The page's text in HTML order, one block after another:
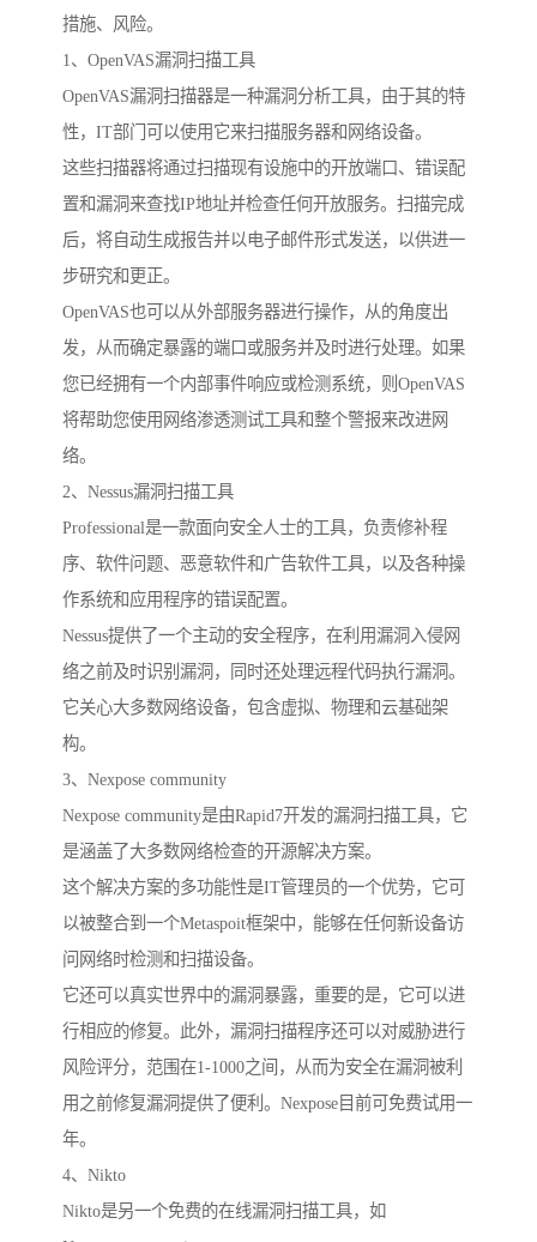
措施、风险。
1、OpenVAS漏洞扫描工具
OpenVAS漏洞扫描器是一种漏洞分析工具，由于其的特
性，IT部门可以使用它来扫描服务器和网络设备。
这些扫描器将通过扫描现有设施中的开放端口、错误配
置和漏洞来查找IP地址并检查任何开放服务。扫描完成
后，将自动生成报告并以电子邮件形式发送，以供进一
步研究和更正。
OpenVAS也可以从外部服务器进行操作，从的角度出
发，从而确定暴露的端口或服务并及时进行处理。如果
您已经拥有一个内部事件响应或检测系统，则OpenVAS
将帮助您使用网络渗透测试工具和整个警报来改进网
络。
2、Nessus漏洞扫描工具
Professional是一款面向安全人士的工具，负责修补程
序、软件问题、恶意软件和广告软件工具，以及各种操
作系统和应用程序的错误配置。
Nessus提供了一个主动的安全程序，在利用漏洞入侵网
络之前及时识别漏洞，同时还处理远程代码执行漏洞。
它关心大多数网络设备，包含虚拟、物理和云基础架
构。
3、Nexpose community
Nexpose community是由Rapid7开发的漏洞扫描工具，它
是涵盖了大多数网络检查的开源解决方案。
这个解决方案的多功能性是IT管理员的一个优势，它可
以被整合到一个Metaspoit框架中，能够在任何新设备访
问网络时检测和扫描设备。
它还可以真实世界中的漏洞暴露，重要的是，它可以进
行相应的修复。此外，漏洞扫描程序还可以对威胁进行
风险评分，范围在1-1000之间，从而为安全在漏洞被利
用之前修复漏洞提供了便利。Nexpose目前可免费试用一
年。
4、Nikto
Nikto是另一个免费的在线漏洞扫描工具，如